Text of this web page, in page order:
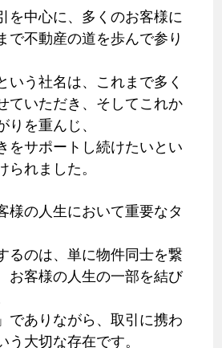
を中心に、多くのお客様に
で不動産の道を歩んで参り
いう社名は、これまで多く
ていただき、そしてこれか
を重んじ、
をサポートし続けたいとい
れました。
様の人生において重要なタ
るのは、単に物件同士を繋
お客様の人生の一部を結び
でありながら、取引に携わ
大切な存在です。